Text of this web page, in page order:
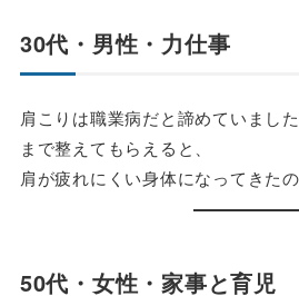
30代・男性・力仕事
肩こりは職業病だと諦めていまし
まで整えてもらえると、
肩が疲れにくい身体になってきた
50代・女性・家事と育児